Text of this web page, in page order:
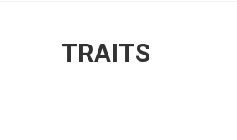
TRAITS